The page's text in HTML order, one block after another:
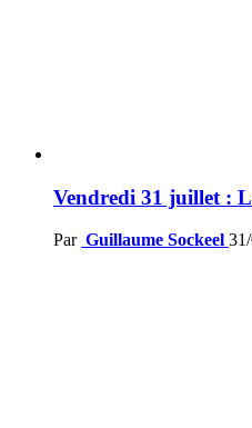
Vendredi 31 juillet :
Par Guillaume Sockeel